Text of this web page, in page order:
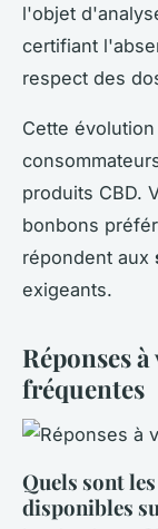
l'objet
certifiant
respect des
Cette
produits CBD.
bonbons
répondent aux
exigeants.
Réponses
fréquentes
Quels sont
disponibles